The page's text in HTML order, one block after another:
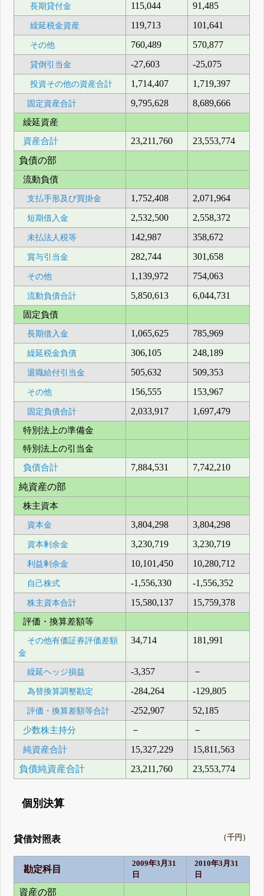
長期貸付金 115,044 91,485
繰延税金資産 119,713 101,641
その他 760,489 570,877
貸倒引当金 -27,603 -25,075
投資その他の資産合計 1,714,407 1,719,397
固定資産合計 9,795,628
8,689,666
繰延資産
資産合計
23,211,760
23,553,774
負債の部
流動負債
支払手形及び買掛金 1,752,408 2,071,964
短期借入金 2,532,500 2,558,372
未払法人税等 142,987 358,672
賞与引当金 282,744 301,658
その他 1,139,972 754,063
流動負債合計 5,850,613
6,044,731
固定負債
長期借入金 1,065,625 785,969
繰延税金負債 306,105 248,189
退職給付引当金 505,632 509,353
その他 156,555 153,967
固定負債合計 2,033,917
1,697,479
特別法上の準備金
特別法上の引当金
負債合計
7,884,531
7,742,210
純資産の部
株主資本
資本金 3,804,298 3,804,298
資本剰余金 3,230,719 3,230,719
利益剰余金 10,101,450 10,280,712
自己株式 -1,556,330 -1,556,352
株主資本合計 15,580,137
15,759,378
評価・換算差額等
その他有価証券評価差額
金
34,714 181,991
繰延ヘッジ損益 -3,357 －
為替換算調整勘定 -284,264 -129,805
評価・換算差額等合計 -252,907
52,185
少数株主持分
－
－
純資産合計
15,327,229
15,811,563
負債純資産合計
23,211,760 23,553,774
個別決算
貸借対照表 （千円）
勘定科目
2009年3月31
日
2010年3月31
日
資産の部